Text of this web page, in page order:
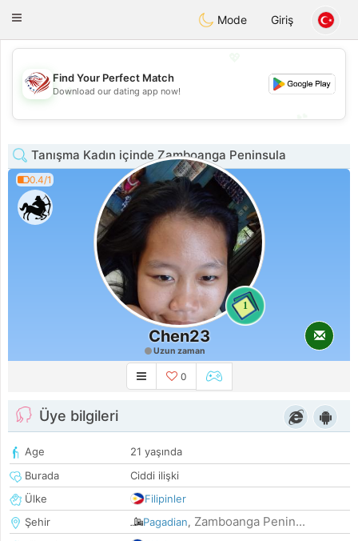
Dating
Toggle
Mode Giriş
💖
💕
Find Your Perfect Match
Download our dating app now!
Tanışma Kadın içinde Zamboanga Peninsula
0.4/1
1
Chen23
Uzun zaman
0
Üye bilgileri
Age
21 yaşında
Burada
Ciddi ilişki
Ülke
Filipinler
Şehir
Pagadian, Zamboanga Penin...